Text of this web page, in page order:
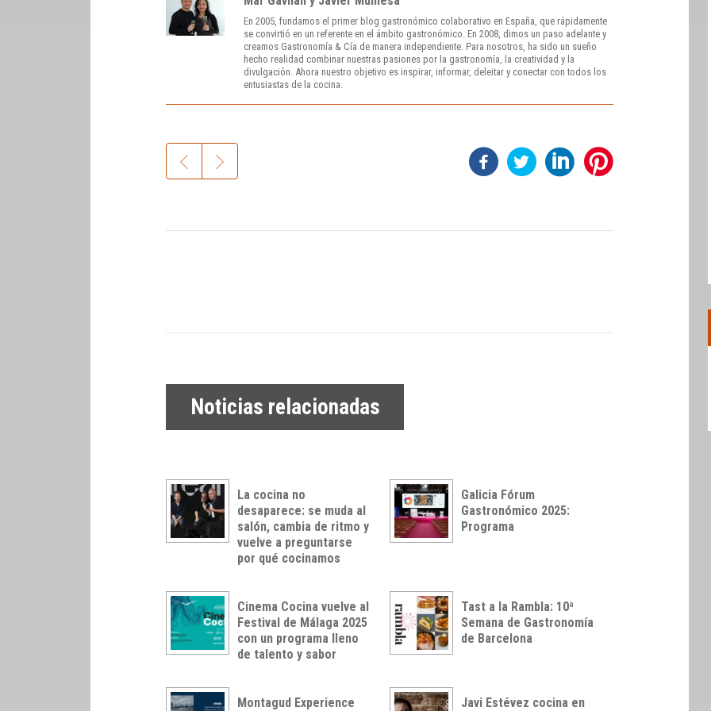
En 2005, fundamos el primer blog gastronómico colaborativo en España, que rápidamente
se convirtió en un referente en el ámbito gastronómico. En 2008, dimos un paso adelante y
creamos Gastronomía & Cía de manera independiente. Para nosotros, ha sido un sueño
hecho realidad combinar nuestras pasiones por la gastronomía, la creatividad y la
divulgación. Ahora nuestro objetivo es inspirar, informar, deleitar y conectar con todos los
entusiastas de la cocina.
Noticias relacionadas
La cocina no
desaparece: se muda al
salón, cambia de ritmo y
vuelve a preguntarse
por qué cocinamos
Galicia Fórum
Gastronómico 2025:
Programa
Cinema Cocina vuelve al
Festival de Málaga 2025
con un programa lleno
de talento y sabor
Tast a la Rambla: 10ª
Semana de Gastronomía
de Barcelona
Montagud Experience
Javi Estévez cocina en